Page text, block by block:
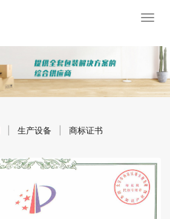
生产设备 商标证书